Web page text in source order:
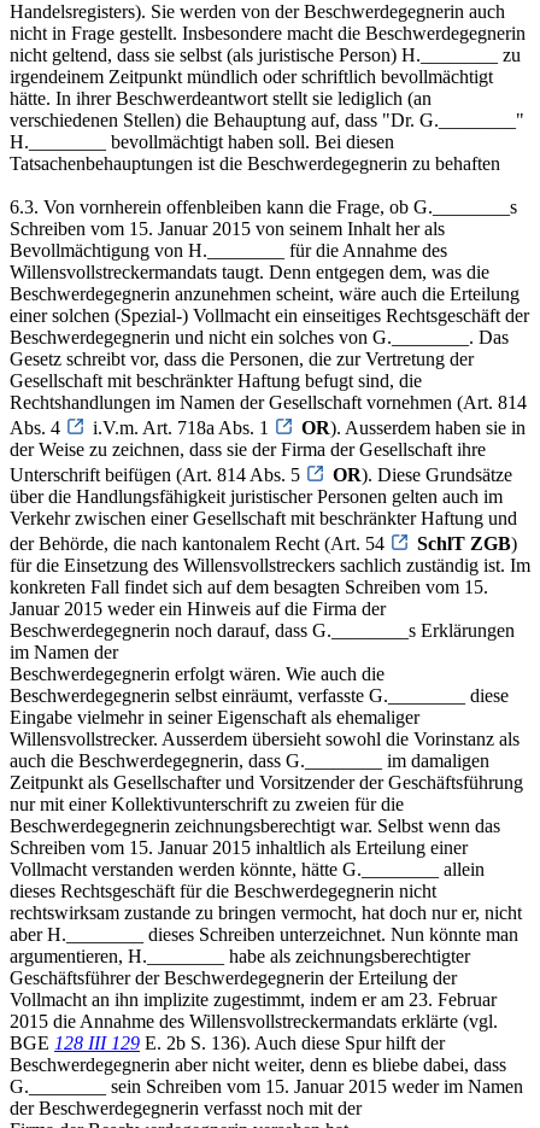
Handelsregisters). Sie werden von der Beschwerdegegnerin auch
nicht in Frage gestellt. Insbesondere macht die Beschwerdegegnerin
nicht geltend, dass sie selbst (als juristische Person) H.________ zu
irgendeinem Zeitpunkt mündlich oder schriftlich bevollmächtigt
hätte. In ihrer Beschwerdeantwort stellt sie lediglich (an
verschiedenen Stellen) die Behauptung auf, dass "Dr. G.________"
H.________ bevollmächtigt haben soll. Bei diesen
Tatsachenbehauptungen ist die Beschwerdegegnerin zu behaften
6.3. Von vornherein offenbleiben kann die Frage, ob G.________s
Schreiben vom 15. Januar 2015 von seinem Inhalt her als
Bevollmächtigung von H.________ für die Annahme des
Willensvollstreckermandats taugt. Denn entgegen dem, was die
Beschwerdegegnerin anzunehmen scheint, wäre auch die Erteilung
einer solchen (Spezial-) Vollmacht ein einseitiges Rechtsgeschäft der
Beschwerdegegnerin und nicht ein solches von G.________. Das
Gesetz schreibt vor, dass die Personen, die zur Vertretung der
Gesellschaft mit beschränkter Haftung befugt sind, die
Rechtshandlungen im Namen der Gesellschaft vornehmen (Art. 814
Abs. 4
i.V.m. Art. 718a Abs. 1 OR). Ausserdem haben sie in
der Weise zu zeichnen, dass sie der Firma der Gesellschaft ihre
Unterschrift beifügen (Art. 814 Abs. 5
OR). Diese Grundsätze
über die Handlungsfähigkeit juristischer Personen gelten auch im
Verkehr zwischen einer Gesellschaft mit beschränkter Haftung und
der Behörde, die nach kantonalem Recht (Art. 54
SchlT ZGB)
für die Einsetzung des Willensvollstreckers sachlich zuständig ist. Im
konkreten Fall findet sich auf dem besagten Schreiben vom 15.
Januar 2015 weder ein Hinweis auf die Firma der
Beschwerdegegnerin noch darauf, dass G.________s Erklärungen
im Namen der
Beschwerdegegnerin erfolgt wären. Wie auch die
Beschwerdegegnerin selbst einräumt, verfasste G.________ diese
Eingabe vielmehr in seiner Eigenschaft als ehemaliger
Willensvollstrecker. Ausserdem übersieht sowohl die Vorinstanz als
auch die Beschwerdegegnerin, dass G.________ im damaligen
Zeitpunkt als Gesellschafter und Vorsitzender der Geschäftsführung
nur mit einer Kollektivunterschrift zu zweien für die
Beschwerdegegnerin zeichnungsberechtigt war. Selbst wenn das
Schreiben vom 15. Januar 2015 inhaltlich als Erteilung einer
Vollmacht verstanden werden könnte, hätte G.________ allein
dieses Rechtsgeschäft für die Beschwerdegegnerin nicht
rechtswirksam zustande zu bringen vermocht, hat doch nur er, nicht
aber H.________ dieses Schreiben unterzeichnet. Nun könnte man
argumentieren, H.________ habe als zeichnungsberechtigter
Geschäftsführer der Beschwerdegegnerin der Erteilung der
Vollmacht an ihn implizite zugestimmt, indem er am 23. Februar
2015 die Annahme des Willensvollstreckermandats erklärte (vgl.
BGE 128 III 129 E. 2b S. 136). Auch diese Spur hilft der
Beschwerdegegnerin aber nicht weiter, denn es bliebe dabei, dass
G.________ sein Schreiben vom 15. Januar 2015 weder im Namen
der Beschwerdegegnerin verfasst noch mit der